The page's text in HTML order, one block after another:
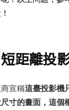
短距離投
宣稱這臺投影機
寸的畫面，這個